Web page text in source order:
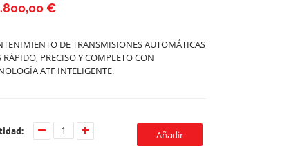
€
DE TRANSMISIONES AUTOMÁTICAS
RÁPIDO, PRECISO Y COMPLETO CON
ATF INTELIGENTE.
Añadir